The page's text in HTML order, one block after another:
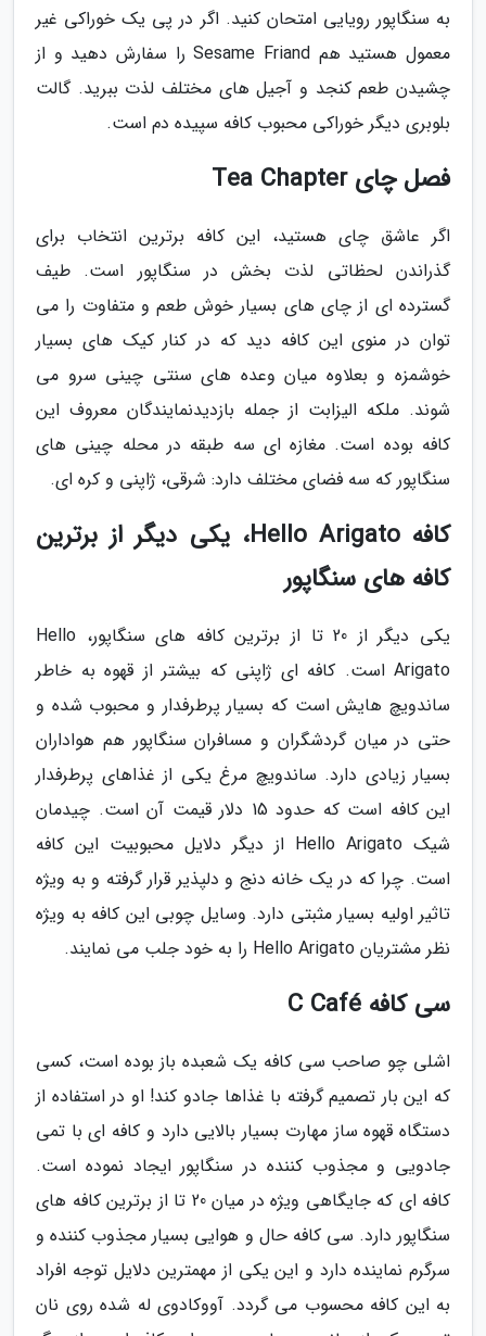
به سنگاپور رویایی امتحان کنید. اگر در پی یک خوراکی غیر
معمول هستید هم Sesame Friand را سفارش دهید و از
چشیدن طعم کنجد و آجیل های مختلف لذت ببرید. گالت
بلوبری دیگر خوراکی محبوب کافه سپیده دم است.
فصل چای Tea Chapter
اگر عاشق چای هستید، این کافه برترین انتخاب برای
گذراندن لحظاتی لذت بخش در سنگاپور است. طیف
گسترده ای از چای های بسیار خوش طعم و متفاوت را می
توان در منوی این کافه دید که در کنار کیک های بسیار
خوشمزه و بعلاوه میان وعده های سنتی چینی سرو می
شوند. ملکه الیزابت از جمله بازدیدنمایندگان معروف این
کافه بوده است. مغازه ای سه طبقه در محله چینی های
سنگاپور که سه فضای مختلف دارد: شرقی، ژاپنی و کره ای.
کافه Hello Arigato، یکی دیگر از برترین
کافه های سنگاپور
یکی دیگر از 20 تا از برترین کافه های سنگاپور، Hello
Arigato است. کافه ای ژاپنی که بیشتر از قهوه به خاطر
ساندویچ هایش است که بسیار پرطرفدار و محبوب شده و
حتی در میان گردشگران و مسافران سنگاپور هم هواداران
بسیار زیادی دارد. ساندویچ مرغ یکی از غذاهای پرطرفدار
این کافه است که حدود 15 دلار قیمت آن است. چیدمان
شیک Hello Arigato از دیگر دلایل محبوبیت این کافه
است. چرا که در یک خانه دنج و دلپذیر قرار گرفته و به ویژه
تاثیر اولیه بسیار مثبتی دارد. وسایل چوبی این کافه به ویژه
نظر مشتریان Hello Arigato را به خود جلب می نمایند.
سی کافه C Café
اشلی چو صاحب سی کافه یک شعبده باز بوده است، کسی
که این بار تصمیم گرفته با غذاها جادو کند! او در استفاده از
دستگاه قهوه ساز مهارت بسیار بالایی دارد و کافه ای با تمی
جادویی و مجذوب کننده در سنگاپور ایجاد نموده است.
کافه ای که جایگاهی ویژه در میان 20 تا از برترین کافه های
سنگاپور دارد. سی کافه حال و هوایی بسیار مجذوب کننده و
سرگرم نماینده دارد و این یکی از مهمترین دلایل توجه افراد
به این کافه محسوب می گردد. آووکادوی له شده روی نان